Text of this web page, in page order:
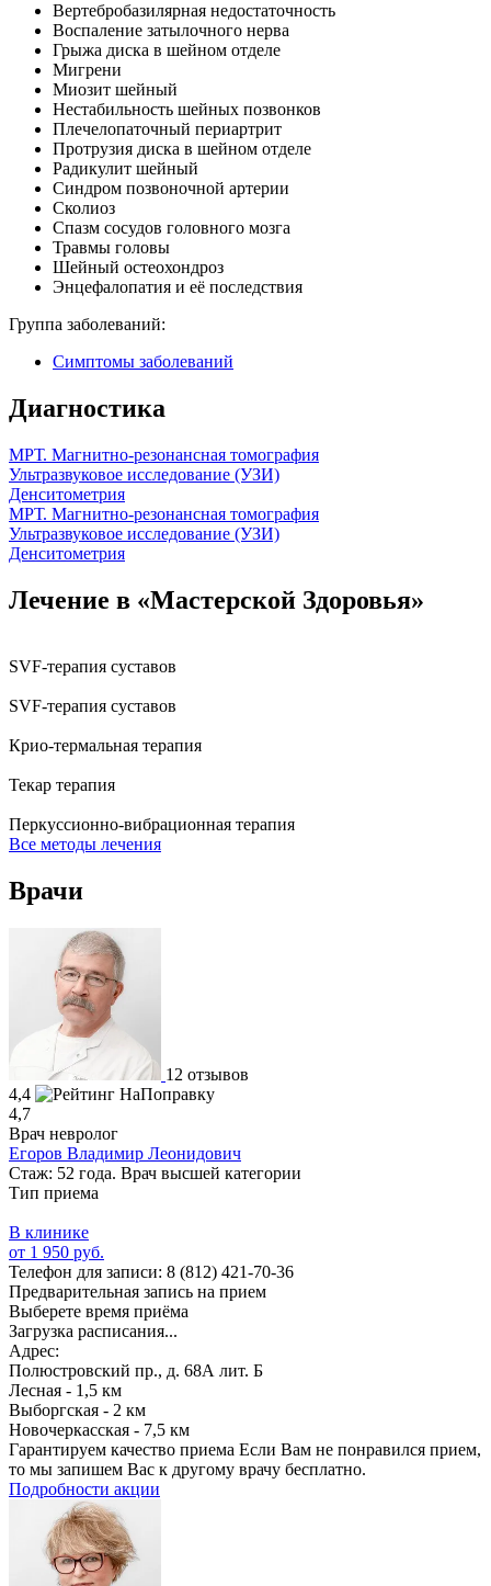
Вертебробазилярная недостаточность
Воспаление затылочного нерва
Грыжа диска в шейном отделе
Мигрени
Миозит шейный
Нестабильность шейных позвонков
Плечелопаточный периартрит
Протрузия диска в шейном отделе
Радикулит шейный
Синдром позвоночной артерии
Сколиоз
Спазм сосудов головного мозга
Травмы головы
Шейный остеохондроз
Энцефалопатия и её последствия
Группа заболеваний:
Симптомы заболеваний
Диагностика
МРТ. Магнитно-резонансная томография
Ультразвуковое исследование (УЗИ)
Денситометрия
МРТ. Магнитно-резонансная томография
Ультразвуковое исследование (УЗИ)
Денситометрия
Лечение в «Мастерской Здоровья»
SVF-терапия суставов
SVF-терапия суставов
Крио-термальная терапия
Текар терапия
Перкуссионно-вибрационная терапия
Все методы лечения
Врачи
12 отзывов
4,4
4,7
Врач невролог
Егоров Владимир Леонидович
Стаж: 52 года. Врач высшей категории
Тип приема
В клинике
от 1 950 руб.
Телефон для записи: 8 (812) 421-70-36
Предварительная запись на прием
Выберете время приёма
Загрузка расписания...
Адрес:
Полюстровский пр., д. 68А лит. Б
Лесная - 1,5 км
Выборгская - 2 км
Новочеркасская - 7,5 км
Гарантируем качество приема Если Вам не понравился прием,
то мы запишем Вас к другому врачу бесплатно.
Подробности акции